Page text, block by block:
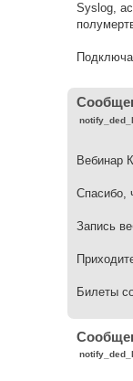
Syslog,
С
щ
и
Вебинар
Спасибо,
Запись
Билеты
С